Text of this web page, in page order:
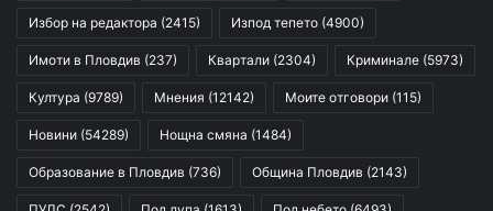
Избор на редактора (2415) Изпод тепето (4900)
Имоти в Пловдив (237) Квартали (2304) Криминале (5973)
Култура (9789) Мнения (12142) Моите отговори (115)
Новини (54289) Нощна смяна (1484)
Образование в Пловдив (736) Община Пловдив (2143)